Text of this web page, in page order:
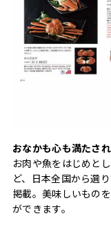
おなかも心も満たさ
お肉や魚をはじめと
ど、日本全国から選
掲載。美味しいもの
ができます。